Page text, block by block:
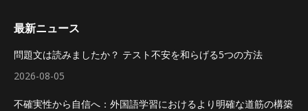
最新ニュース
問題文は読みましたか？ テスト不安を和らげる5つの方法
2026-08-05
不確実性から自信へ：外国語学習におけるより明確な道筋の構築